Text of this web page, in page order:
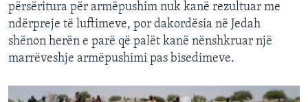
përsëritura për armëpushim nuk kanë rezultuar me
ndërpreje të luftimeve, por dakordësia në Jedah
shënon herën e parë që palët kanë nënshkruar një
marrëveshje armëpushimi pas bisedimeve.